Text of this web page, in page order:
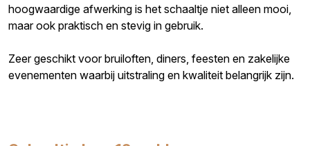
hoogwaardige afwerking is het schaaltje niet alleen mooi,
maar ook praktisch en stevig in gebruik.
Zeer geschikt voor bruiloften, diners, feesten en zakelijke
evenementen waarbij uitstraling en kwaliteit belangrijk zijn.